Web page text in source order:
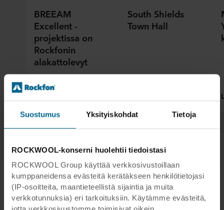
Suostumus Yksityiskohdat Tietoja
ROCKWOOL-konserni huolehtii tiedoistasi
ROCKWOOL Group käyttää verkkosivustoillaan
kumppaneidensa evästeitä kerätäkseen henkilötietojasi
(IP-osoitteita, maantieteellistä sijaintia ja muita
verkkotunnuksia) eri tarkoituksiin. Käytämme evästeitä,
BREEAM
Excellent -
projektissa on
Rockfonin
alakattolevyt
South Shields
Town Hall
1/5